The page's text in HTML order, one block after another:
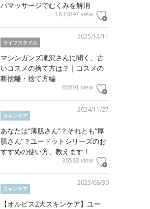
パマッサージでむくみを解消
1833897 view
2025/12/11
ライフスタイル
マシンガンズ滝沢さんに聞く、古
いコスメの捨て方は？｜コスメの
断捨離・捨て方編
65891 view
2024/11/27
スキンケア
あなたは“薄肌さん”？それとも“厚
肌さん”？ユードットシリーズのお
すすめの使い方、教えます！
36583 view
2023/08/30
スキンケア
【オルビス2大スキンケア】ユー